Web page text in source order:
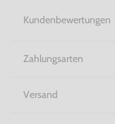
Kundenbewertungen
Zahlungsarten
Versand